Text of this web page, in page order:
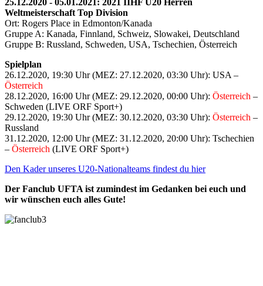
Weltmeisterschaft Top Division
Ort: Rogers Place in Edmonton/Kanada
Gruppe A: Kanada, Finnland, Schweiz, Slowakei, Deutschland
Gruppe B: Russland, Schweden, USA, Tschechien, Österreich
Spielplan
26.12.2020, 19:30 Uhr (MEZ: 27.12.2020, 03:30 Uhr): USA –
Österreich
28.12.2020, 16:00 Uhr (MEZ: 29.12.2020, 00:00 Uhr): Österreich –
Schweden (LIVE ORF Sport+)
29.12.2020, 19:30 Uhr (MEZ: 30.12.2020, 03:30 Uhr): Österreich –
Russland
31.12.2020, 12:00 Uhr (MEZ: 31.12.2020, 20:00 Uhr): Tschechien
– Österreich (LIVE ORF Sport+)
Den Kader unseres U20-Nationalteams findest du hier
Der Fanclub UFTA ist zumindest im Gedanken bei euch und
wir wünschen euch alles Gute!